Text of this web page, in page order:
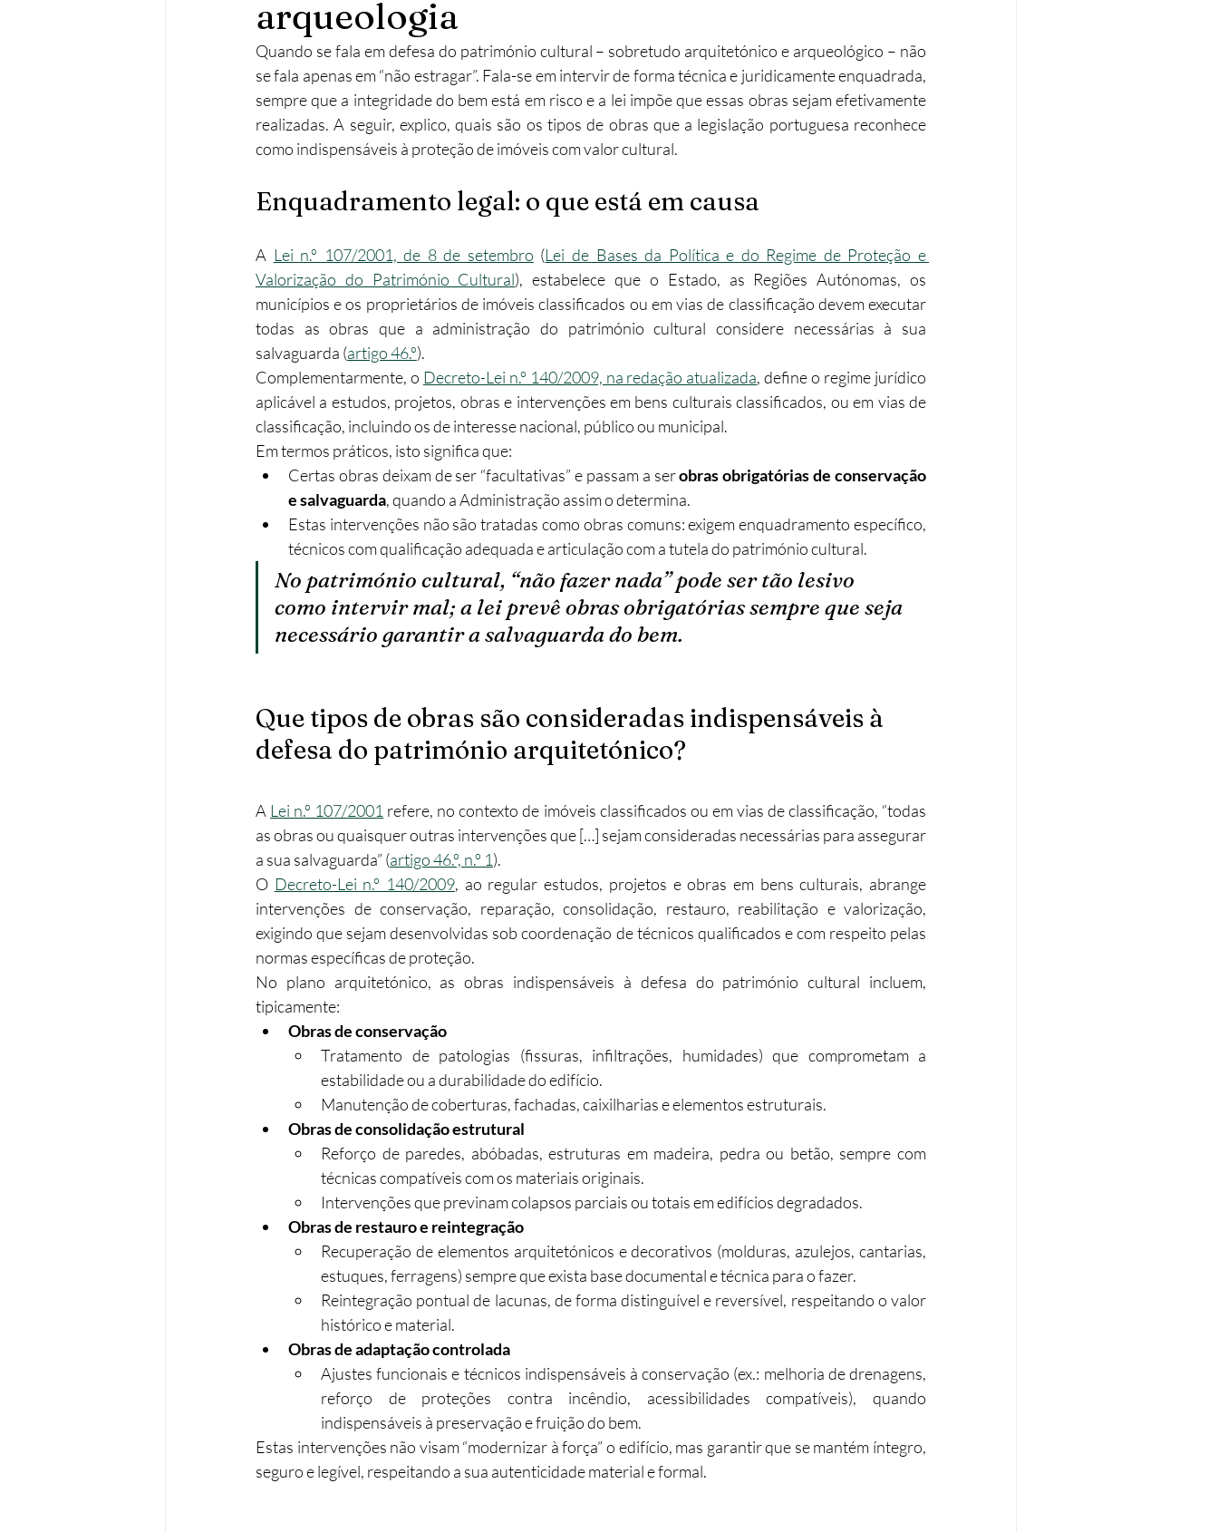
Operações urbanísticas Reabilitação
Acessibilidades Remodelação Turismo Sustentabilidade Investimento Tributação Imobiliária
arqueologia
Quando se fala em defesa do património cultural – sobretudo arquitetónico e arqueológico – não
se fala apenas em “não estragar”. Fala-se em intervir de forma técnica e juridicamente enquadrada,
sempre que a integridade do bem está em risco e a lei impõe que essas obras sejam efetivamente
realizadas. A seguir, explico, quais são os tipos de obras que a legislação portuguesa reconhece
como indispensáveis à proteção de imóveis com valor cultural.
Enquadramento legal: o que está em causa
A Lei n.º 107/2001, de 8 de setembro (Lei de Bases da Política e do Regime de Proteção e
Valorização do Património Cultural), estabelece que o Estado, as Regiões Autónomas, os
municípios e os proprietários de imóveis classificados ou em vias de classificação devem executar
todas as obras que a administração do património cultural considere necessárias à sua
salvaguarda (artigo 46.º).
Complementarmente, o Decreto-Lei n.º 140/2009, na redação atualizada, define o regime jurídico
aplicável a estudos, projetos, obras e intervenções em bens culturais classificados, ou em vias de
classificação, incluindo os de interesse nacional, público ou municipal.
Em termos práticos, isto significa que:
Certas obras deixam de ser “facultativas” e passam a ser obras obrigatórias de conservação
e salvaguarda, quando a Administração assim o determina.
Estas intervenções não são tratadas como obras comuns: exigem enquadramento específico,
técnicos com qualificação adequada e articulação com a tutela do património cultural.
No património cultural, “não fazer nada” pode ser tão lesivo
como intervir mal; a lei prevê obras obrigatórias sempre que seja
necessário garantir a salvaguarda do bem.
Que tipos de obras são consideradas indispensáveis à
defesa do património arquitetónico?
A Lei n.º 107/2001 refere, no contexto de imóveis classificados ou em vias de classificação, “todas
as obras ou quaisquer outras intervenções que […] sejam consideradas necessárias para assegurar
a sua salvaguarda” (artigo 46.º, n.º 1).
O Decreto-Lei n.º 140/2009, ao regular estudos, projetos e obras em bens culturais, abrange
intervenções de conservação, reparação, consolidação, restauro, reabilitação e valorização,
exigindo que sejam desenvolvidas sob coordenação de técnicos qualificados e com respeito pelas
normas específicas de proteção.
No plano arquitetónico, as obras indispensáveis à defesa do património cultural incluem,
tipicamente:
Obras de conservação
Tratamento de patologias (fissuras, infiltrações, humidades) que comprometam a
estabilidade ou a durabilidade do edifício.
Manutenção de coberturas, fachadas, caixilharias e elementos estruturais.
Obras de consolidação estrutural
Reforço de paredes, abóbadas, estruturas em madeira, pedra ou betão, sempre com
técnicas compatíveis com os materiais originais.
Intervenções que previnam colapsos parciais ou totais em edifícios degradados.
Obras de restauro e reintegração
Recuperação de elementos arquitetónicos e decorativos (molduras, azulejos, cantarias,
estuques, ferragens) sempre que exista base documental e técnica para o fazer.
Reintegração pontual de lacunas, de forma distinguível e reversível, respeitando o valor
histórico e material.
Obras de adaptação controlada
Ajustes funcionais e técnicos indispensáveis à conservação (ex.: melhoria de drenagens,
reforço de proteções contra incêndio, acessibilidades compatíveis), quando
indispensáveis à preservação e fruição do bem.
Estas intervenções não visam “modernizar à força” o edifício, mas garantir que se mantém íntegro,
seguro e legível, respeitando a sua autenticidade material e formal.